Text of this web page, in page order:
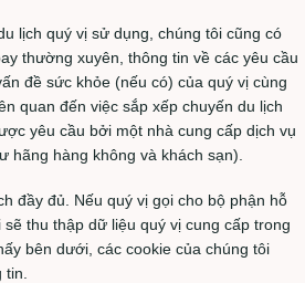
lịch quý vị sử dụng, chúng tôi cũng có
thường xuyên, thông tin về các yêu cầu
đề sức khỏe (nếu có) của quý vị cùng
quan đến việc sắp xếp chuyến du lịch
yêu cầu bởi một nhà cung cấp dịch vụ
hãng hàng không và khách sạn).
đầy đủ. Nếu quý vị gọi cho bộ phận hỗ
thu thập dữ liệu quý vị cung cấp trong
bên dưới, các cookie của chúng tôi